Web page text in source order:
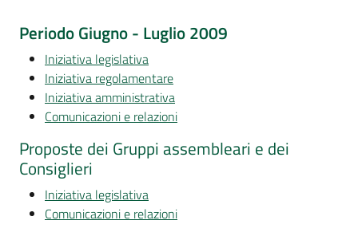
i
media
Per
Periodo Giugno - Luglio 2009
Iniziativa legislativa
Iniziativa regolamentare
Iniziativa amministrativa
Comunicazioni e relazioni
Proposte dei Gruppi assembleari e dei
Consiglieri
Iniziativa legislativa
Comunicazioni e relazioni